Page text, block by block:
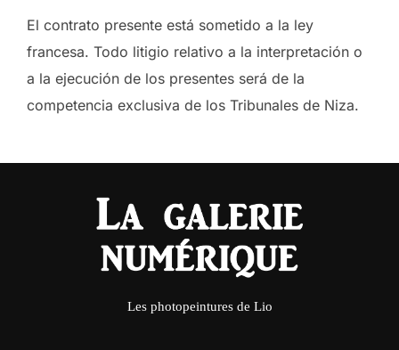
El contrato presente está sometido a la ley
francesa. Todo litigio relativo a la interpretación o
a la ejecución de los presentes será de la
competencia exclusiva de los Tribunales de Niza.
Les photopeintures de Lio